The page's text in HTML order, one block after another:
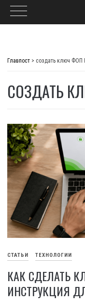
Главпост > создать ключ ФОП
СОЗДАТЬ
СТАТЬИ ТЕХНОЛОГИИ
КАК СДЕЛАТЬ
ИНСТРУКЦИЯ